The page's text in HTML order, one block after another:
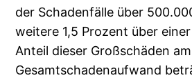
der Schadenfälle über
weitere 1,5 Prozent über
Anteil dieser Großschäden am
Gesamtschadenaufwand